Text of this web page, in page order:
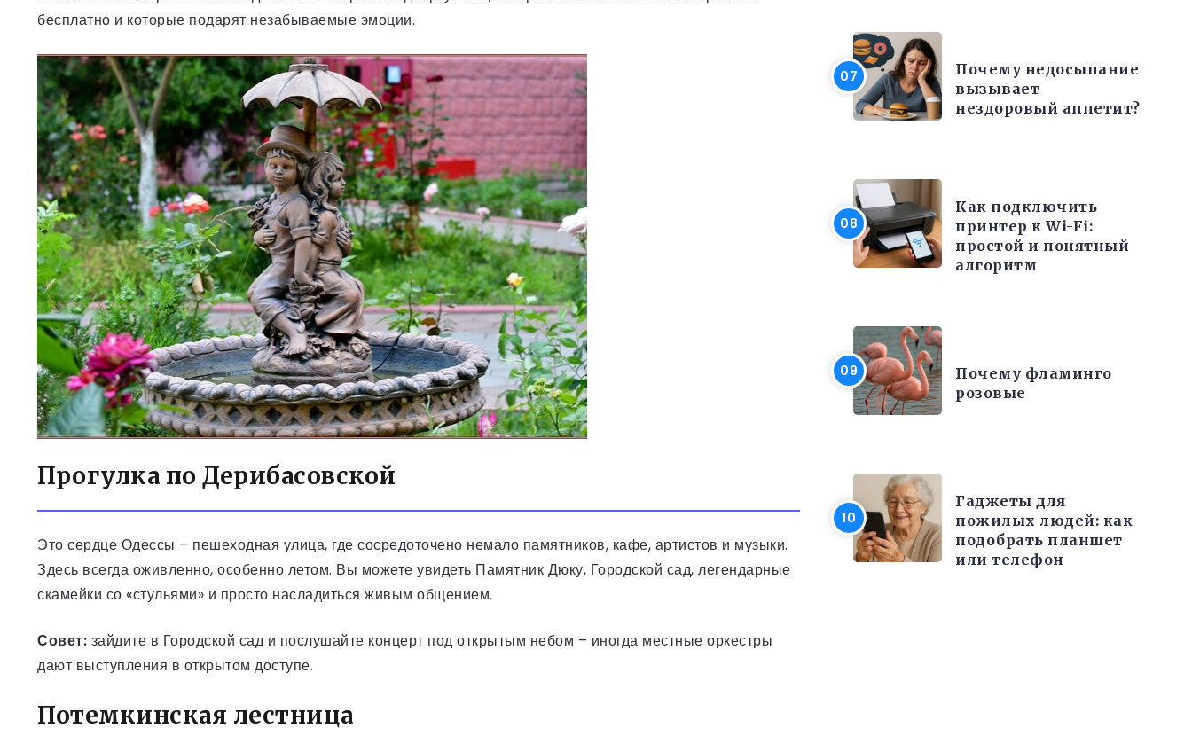
бесплатно и которые подарят незабываемые эмоции.
Прогулка по Дерибасовской
Это сердце Одессы – пешеходная улица, где сосредоточено немало памятников, кафе, артистов и музыки.
Здесь всегда оживленно, особенно летом. Вы можете увидеть Памятник Дюку, Городской сад, легендарные
скамейки со «стульями» и просто насладиться живым общением.
Совет: зайдите в Городской сад и послушайте концерт под открытым небом – иногда местные оркестры
дают выступления в открытом доступе.
Потемкинская лестница
Почему недосыпание
вызывает
нездоровый аппетит?
Как подключить
принтер к Wi-Fi:
простой и понятный
алгоритм
Почему фламинго
розовые
Гаджеты для
пожилых людей: как
подобрать планшет
или телефон